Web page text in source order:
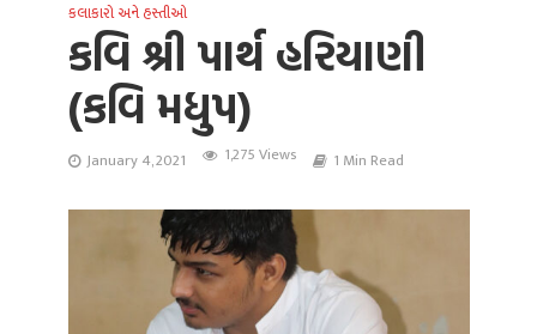
કલાકારો અને હસ્તીઓ
કવિ શ્રી પાર્થ હરિયાણી
(કવિ મધુપ)
January 4, 2021 1,275 Views 1 Min Read